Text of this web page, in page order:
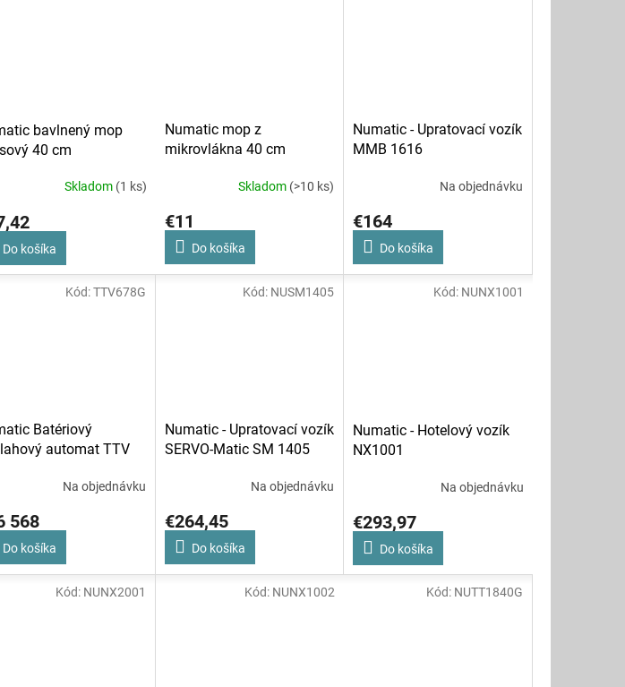
bavlnený mop
40 cm
Skladom (1 ks)
Do košíka
Numatic mop z
mikrovlákna 40 cm
Skladom (>10 ks)
€11
Do košíka
Numatic - Upratovací vozík
MMB 1616
Na objednávku
€164
Do košíka
Batériový
automat TTV
Na objednávku
568
Do košíka
Kód:TTV678G
Numatic - Upratovací vozík
SERVO-Matic SM 1405
Na objednávku
€264,45
Do košíka
Kód: NUSM1405
Numatic - Hotelový vozík
NX1001
Na objednávku
€293,97
Do košíka
Kód: NUNX1001
Kód: NUNX2001 Kód: NUNX1002 Kód: NUTT1840G